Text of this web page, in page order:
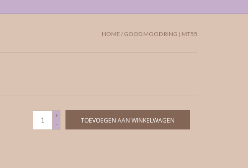
HOME /GOOD MOOD RING | MT55
+
-
TOEVOEGEN AAN WINKELWAGEN